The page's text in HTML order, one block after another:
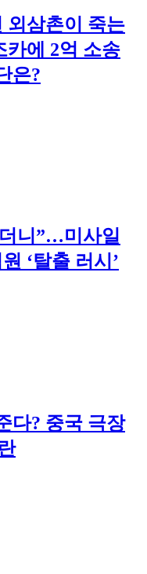
외삼촌이 죽는
카에 2억 소송
은?
니”…미사일
‘탈출 러시’
다? 중국 극장